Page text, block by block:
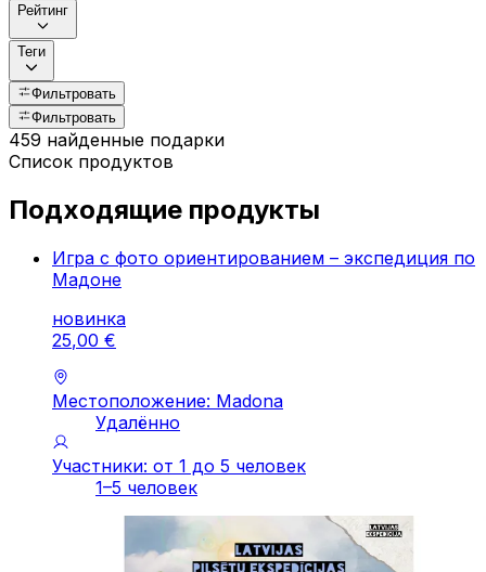
Рейтинг
Теги
Фильтровать
Фильтровать
459 найденные подарки
Список продуктов
Подходящие продукты
Игра с фото ориентированием – экспедиция по
Мадоне
новинка
25,00 €
Местоположение: Madona
Удалённо
Участники: от 1 до 5 человек
1–5 человек